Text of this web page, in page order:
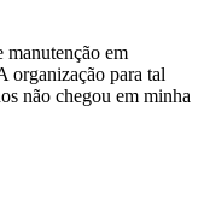
manutenção em
organização para tal
não chegou em minha